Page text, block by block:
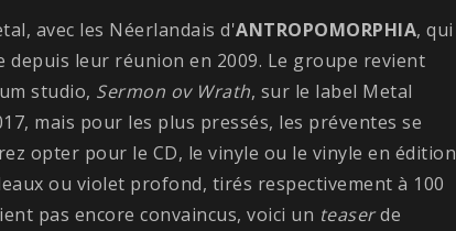
avec les Néerlandais d'ANTROPOMORPHIA, qui
leur réunion en 2009. Le groupe revient
studio, Sermon ov Wrath, sur le label Metal
mais pour les plus pressés, les préventes se
opter pour le CD, le vinyle ou le vinyle en édition
ou violet profond, tirés respectivement à 100
pas encore convaincus, voici un teaserde